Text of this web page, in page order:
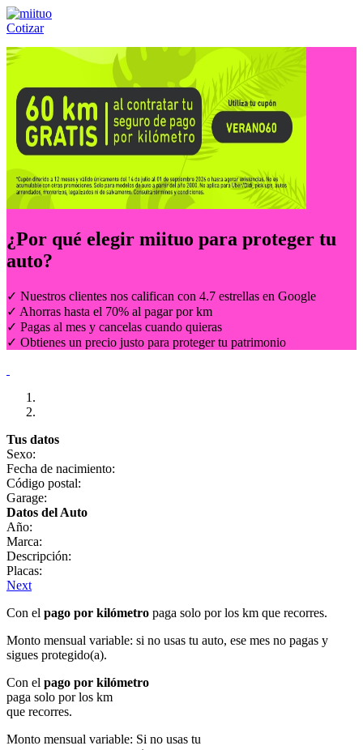
Cotizar
Llámanos al:(55) 84-21-05-00 ó
¿Por qué elegir miituo para proteger tu
auto?
✓ Nuestros clientes nos califican con 4.7 estrellas en Google
✓ Ahorras hasta el 70% al pagar por km
✓ Pagas al mes y cancelas cuando quieras
✓ Obtienes un precio justo para proteger tu patrimonio
Tus datos
Sexo:
Fecha de nacimiento:
Código postal:
Garage:
Datos del Auto
Año:
Marca:
Descripción:
Placas:
Next
Con el pago por kilómetro paga solo por los km que recorres.
Monto mensual variable: si no usas tu auto, ese mes no pagas y
sigues protegido(a).
Con el pago por kilómetro
paga solo por los km
que recorres.
Monto mensual variable: Si no usas tu